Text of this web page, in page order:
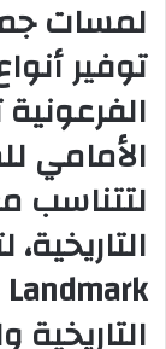
لمسات
توفير
الأمامي
لتتناسب